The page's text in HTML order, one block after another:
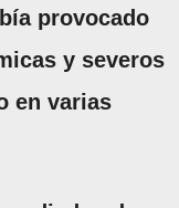
provocado
y severos
en varias